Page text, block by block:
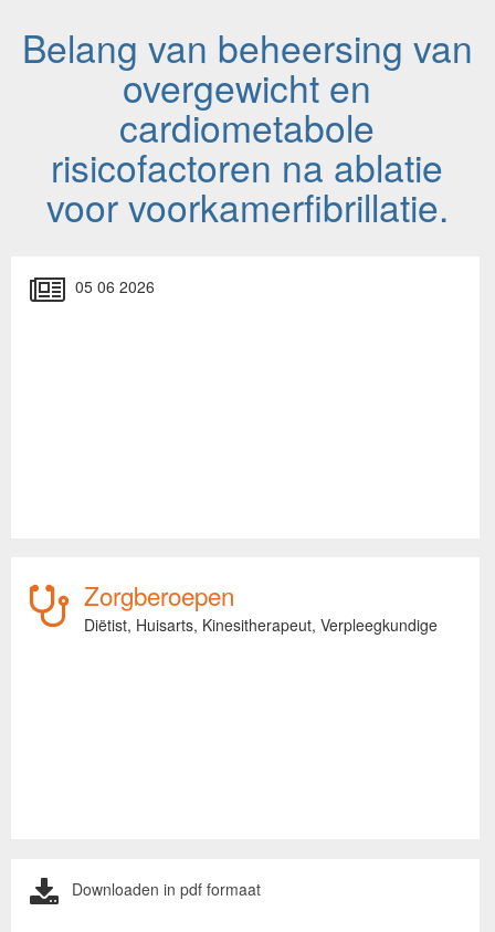
Belang van beheersing van
overgewicht en
cardiometabole
risicofactoren na ablatie
voor voorkamerfibrillatie.
05 06 2026
Zorgberoepen
Diëtist, Huisarts, Kinesitherapeut, Verpleegkundige
Downloaden in pdf formaat